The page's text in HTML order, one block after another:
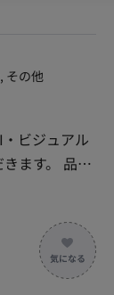
業務（新規
的な会議や
速に対処し
ある広告商
社)
その他
ビジュアル
ます。 品質
・ロゴデ
成 担当工
クリエイテ
計・実装・